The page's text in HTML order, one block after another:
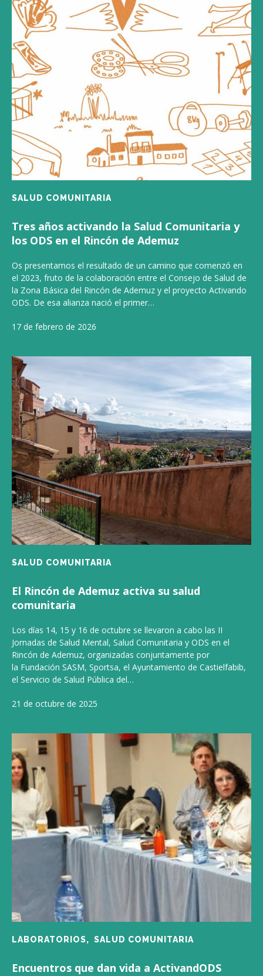
SALUD COMUNITARIA
Tres años activando la Salud Comunitaria y
los ODS en el Rincón de Ademuz
Os presentamos el resultado de un camino que comenzó en
el 2023, fruto de la colaboración entre el Consejo de Salud de
la Zona Básica del Rincón de Ademuz y el proyecto Activando
ODS. De esa alianza nació el primer…
17 de febrero de 2026
SALUD COMUNITARIA
El Rincón de Ademuz activa su salud
comunitaria
Los días 14, 15 y 16 de octubre se llevaron a cabo las II
Jornadas de Salud Mental, Salud Comunitaria y ODS en el
Rincón de Ademuz, organizadas conjuntamente por
la Fundación SASM, Sportsa, el Ayuntamiento de Castielfabib,
el Servicio de Salud Pública del…
21 de octubre de 2025
LABORATORIOS, SALUD COMUNITARIA
Encuentros que dan vida a ActivandODS